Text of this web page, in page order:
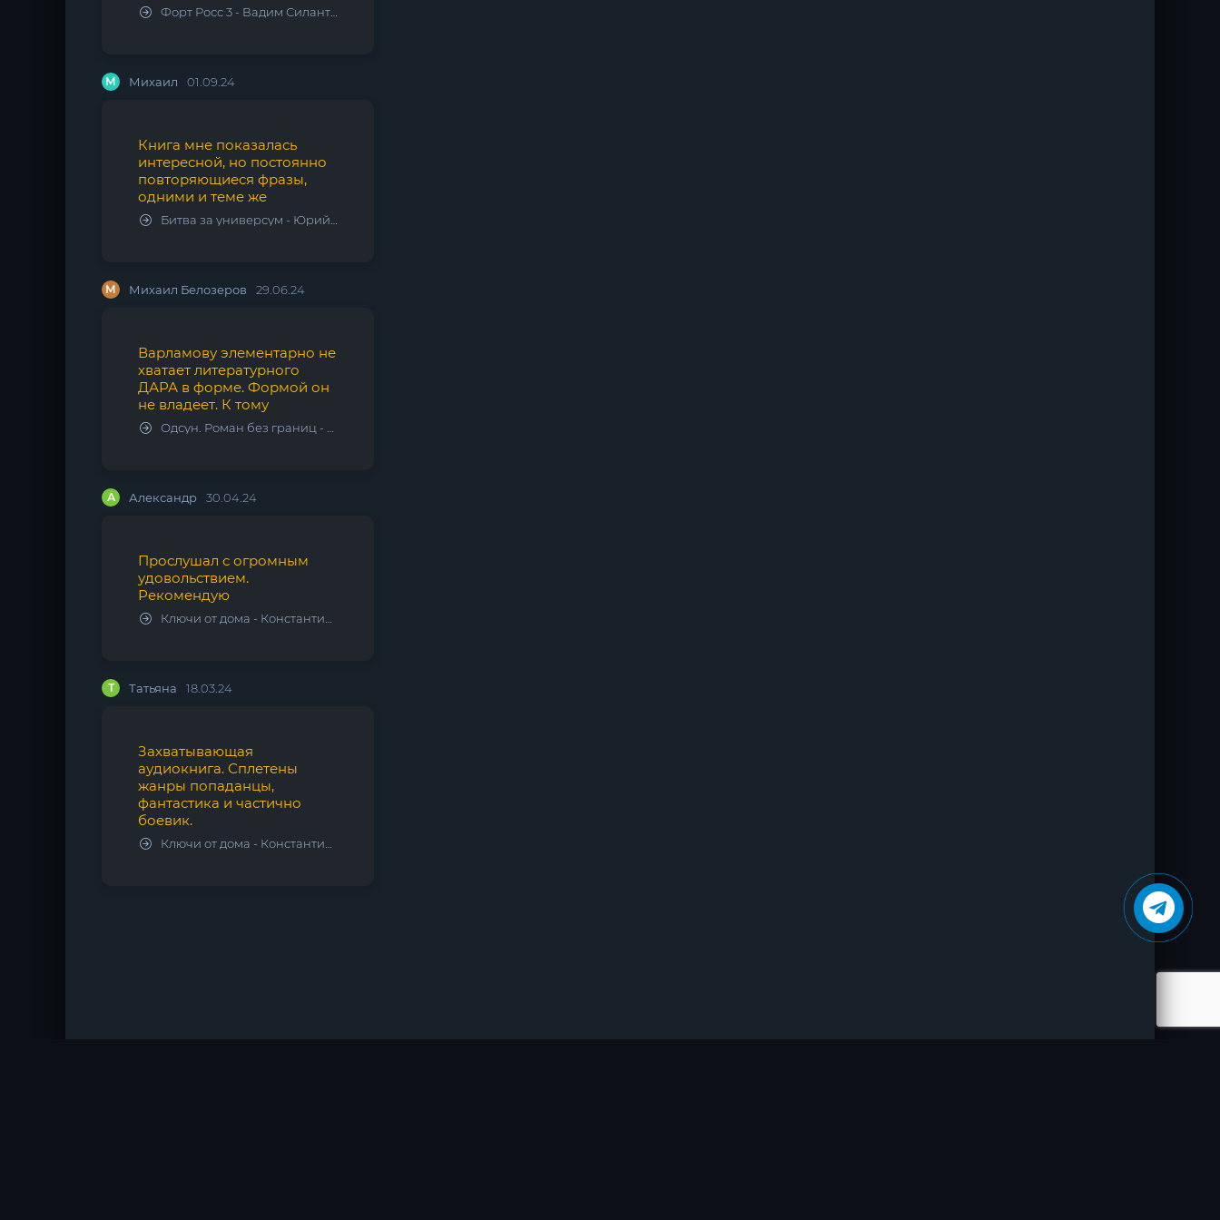
Форт Росс 3 - Вадим Силантьев
М Михаил 01.09.24
Книга мне показалась
интересной, но постоянно
повторяющиеся фразы,
одними и теме же
Битва за универсум - Юрий Тарарев, Александр Тарарев
М Михаил Белозеров 29.06.24
Варламову элементарно не
хватает литературного
ДАРА в форме. Формой он
не владеет. К тому
Одсун. Роман без границ - Алексей Варламов
А Александр 30.04.24
Прослушал с огромным
удовольствием.
Рекомендую
Ключи от дома - Константин Калбазов
Т Татьяна 18.03.24
Захватывающая
аудиокнига. Сплетены
жанры попаданцы,
фантастика и частично
боевик.
Ключи от дома - Константин Калбазов